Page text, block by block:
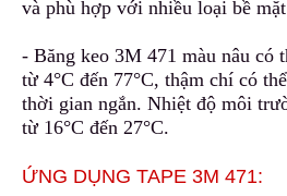
và phù hợp với nhiều loại bề
- Băng keo 3M 471 màu nâu có
từ 4°C đến 77°C, thậm chí có
thời gian ngắn. Nhiệt độ môi
từ 16°C đến 27°C.
ỨNG DỤNG TAPE 3M 471: